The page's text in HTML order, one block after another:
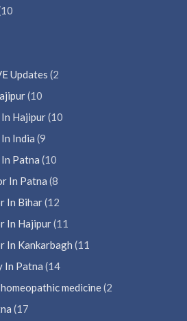
Updates (2
(10
Hajipur(10
India (9
Patna (10
In Patna (8
In Bihar(12
In Hajipur(11
In Kankarbagh (11
In Patna (14
medicine(2
(17